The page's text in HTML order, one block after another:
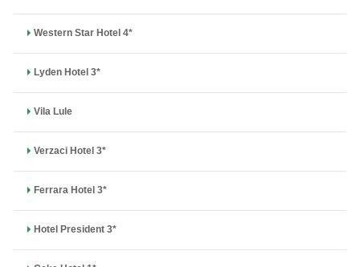
Western Star Hotel 4*
Lyden Hotel 3*
Vila Lule
Verzaci Hotel 3*
Ferrara Hotel 3*
Hotel President 3*